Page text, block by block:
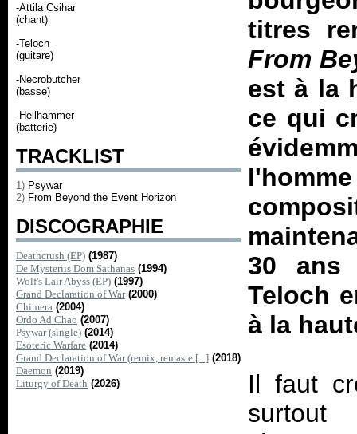
-Attila Csihar
(chant)
-Teloch
(guitare)
-Necrobutcher
(basse)
-Hellhammer
(batterie)
TRACKLIST
1) Psywar
2) From Beyond the Event Horizon
DISCOGRAPHIE
Deathcrush (EP) (1987)
De Mysteriis Dom Sathanas (1994)
Wolf's Lair Abyss (EP) (1997)
Grand Declaration of War (2000)
Chimera (2004)
Ordo Ad Chao (2007)
Psywar (single) (2014)
Esoteric Warfare (2014)
Grand Declaration of War (remix, remaste [...] (2018)
Daemon (2019)
Liturgy of Death (2026)
titres
From
est à la
ce qui
30 ans
Teloch
à la
Il faut